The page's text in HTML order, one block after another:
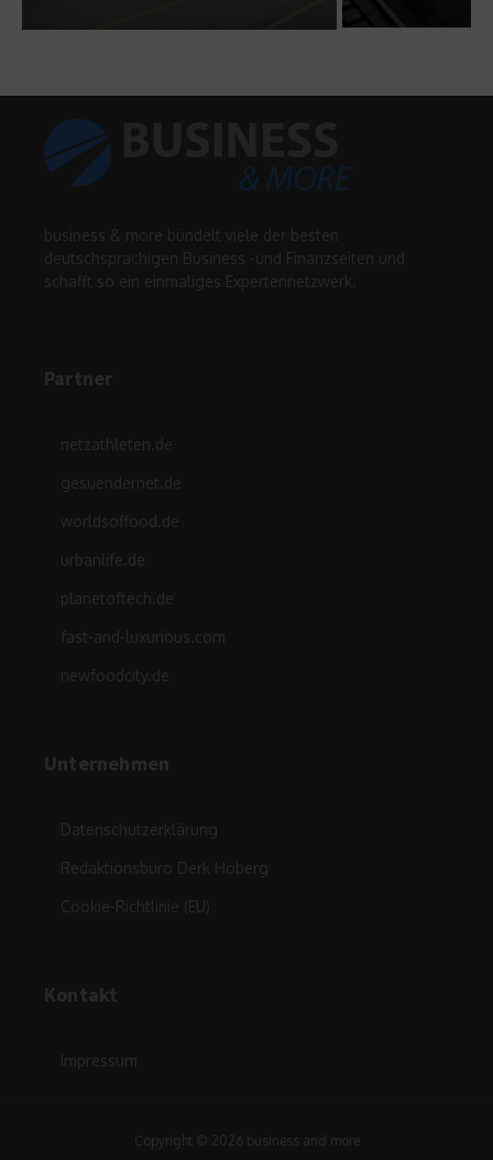
business & more bündelt viele der besten
deutschsprachigen Business -und Finanzseiten und
schafft so ein einmaliges Expertennetzwerk.
Partner
netzathleten.de
gesuendernet.de
worldsoffood.de
urbanlife.de
planetoftech.de
fast-and-luxurious.com
newfoodcity.de
Unternehmen
Datenschutzerklärung
Redaktionsbüro Derk Hoberg
Cookie-Richtlinie (EU)
Kontakt
Impressum
Copyright © 2026 business and more